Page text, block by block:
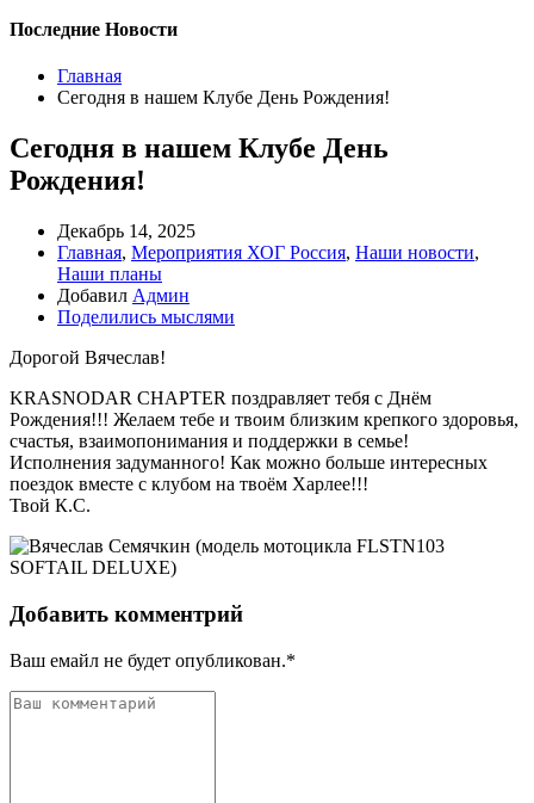
Последние Новости
Главная
Сегодня в нашем Клубе День Рождения!
Сегодня в нашем Клубе День
Рождения!
Декабрь 14, 2025
Главная, Мероприятия ХОГ Россия, Наши новости,
Наши планы
Добавил Админ
Поделились мыслями
Дорогой Вячеслав!
KRASNODAR CHAPTER поздравляет тебя с Днём
Рождения!!! Желаем тебе и твоим близким крепкого здоровья,
счастья, взаимопонимания и поддержки в семье!
Исполнения задуманного! Как можно больше интересных
поездок вместе с клубом на твоём Харлее!!!
Твой К.С.
Добавить комментрий
Ваш емайл не будет опубликован.*